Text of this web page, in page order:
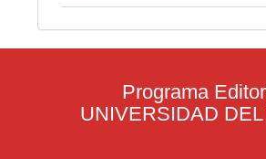
Programa
UNIVERSIDAD